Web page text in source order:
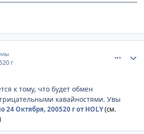
20 г
к тому, что будет обмен
кавайностями. Увы
24 Октября, 200520 гот HOLY(см.